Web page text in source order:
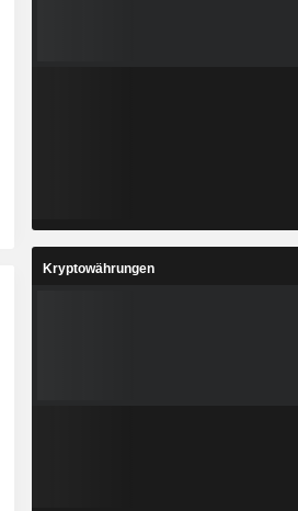
Kryptowährungen